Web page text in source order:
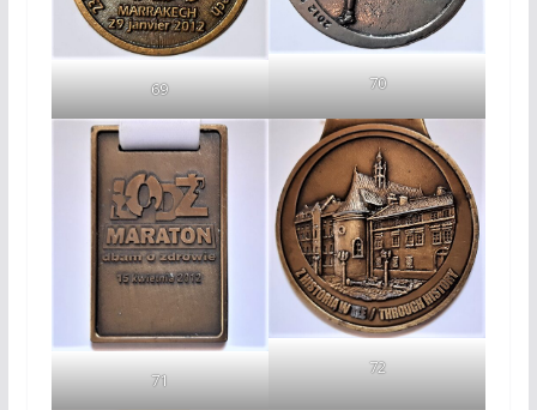
69 70
71
72